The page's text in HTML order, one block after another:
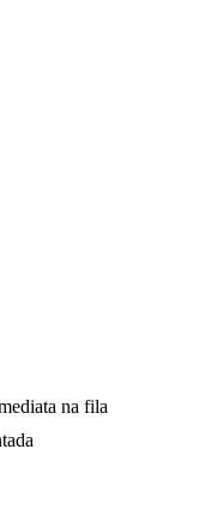
na fila